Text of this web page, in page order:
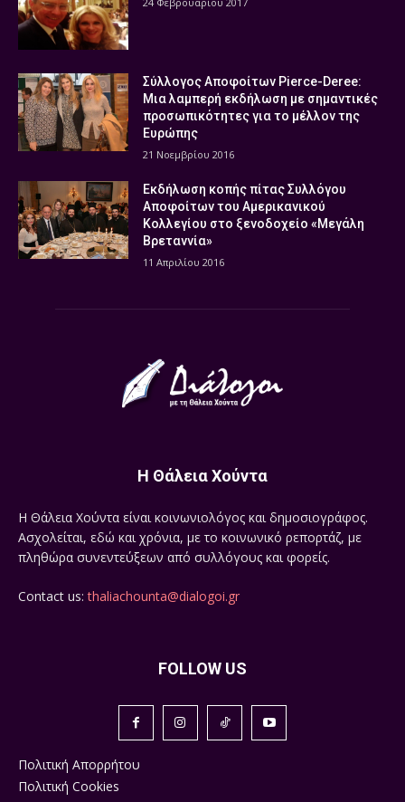
Σύλλογος Αποφοίτων Pierce-Deree:
Μια λαμπερή εκδήλωση με σημαντικές
προσωπικότητες για το μέλλον της
Ευρώπης
21 Νοεμβρίου 2016
Εκδήλωση κοπής πίτας Συλλόγου
Αποφοίτων του Αμερικανικού
Κολλεγίου στο ξενοδοχείο «Μεγάλη
Βρεταννία»
11 Απριλίου 2016
Η Θάλεια Χούντα
Η Θάλεια Χούντα είναι κοινωνιολόγος και δημοσιογράφος.
Ασχολείται, εδώ και χρόνια, με το κοινωνικό ρεπορτάζ, με
πληθώρα συνεντεύξεων από συλλόγους και φορείς.
Contact us:thaliachounta@dialogoi.gr
FOLLOW US
Πολιτική Απορρήτου
Πολιτική Cookies